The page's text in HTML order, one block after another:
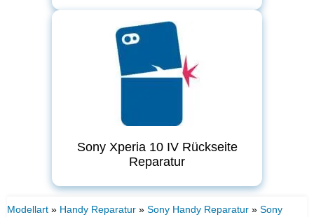
Sony Xperia 10 IV Rückseite
Reparatur
Modellart » Handy Reparatur » Sony Handy Reparatur » Sony